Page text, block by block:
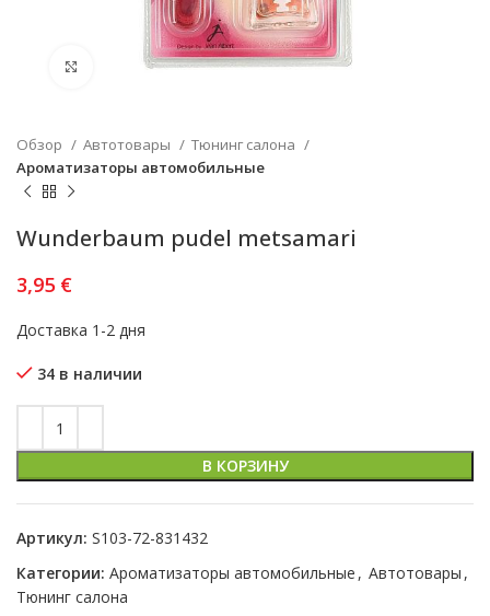
Увеличить
Обзор Автотовары
Тюнинг салона
Ароматизаторы автомобильные
Wunderbaum pudel metsamari
3,95 €
Доставка 1-2 дня
34 в наличии
В КОРЗИНУ
Артикул: S103-72-831432
Категории: Ароматизаторы автомобильные , Автотовары ,
Тюнинг салона